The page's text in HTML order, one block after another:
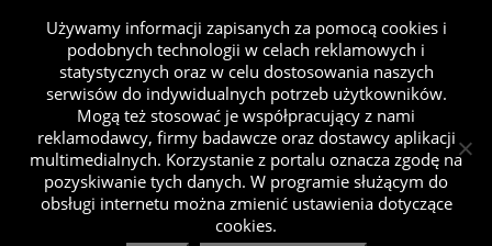
Używamy informacji zapisanych za pomocą cookies i
podobnych technologii w celach reklamowych i
statystycznych oraz w celu dostosowania naszych
serwisów do indywidualnych potrzeb użytkowników.
Mogą też stosować je współpracujący z nami
reklamodawcy, firmy badawcze oraz dostawcy aplikacji
multimedialnych. Korzystanie z portalu oznacza zgodę na
pozyskiwanie tych danych. W programie służącym do
obsługi internetu można zmienić ustawienia dotyczące
cookies.